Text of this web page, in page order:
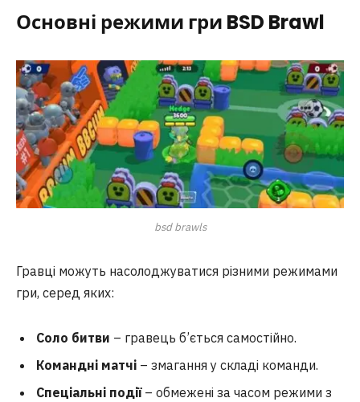
Основні режими гри BSD Brawl
bsd brawls
Гравці можуть насолоджуватися різними режимами
гри, серед яких:
Соло битви – гравець б’ється самостійно.
Командні матчі – змагання у складі команди.
Спеціальні події– обмежені за часом режими з